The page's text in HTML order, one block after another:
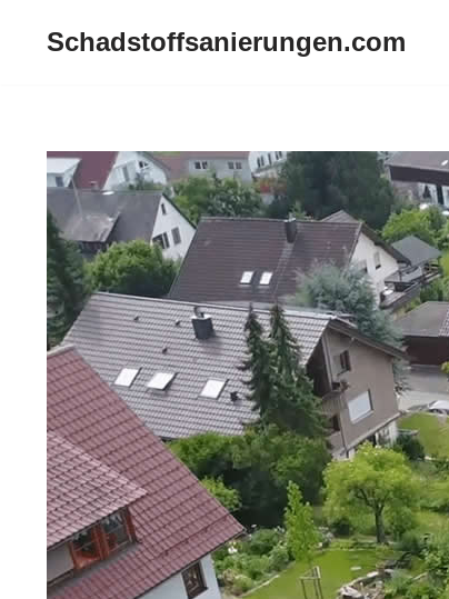
Schadstoffsanierungen.com